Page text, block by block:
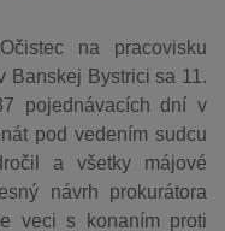
na pracovisku
Banskej Bystrici sa 11.
pojednávacích dní v
pod vedením sudcu
a všetky májové
návrh prokurátora
veci s konaním proti